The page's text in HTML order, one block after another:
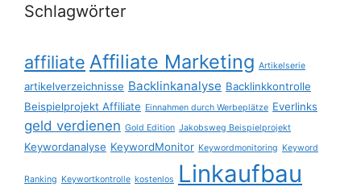
Schlagwörter
affiliate Affiliate Marketing Artikelserie
artikelverzeichnisse Backlinkanalyse Backlinkkontrolle
Beispielprojekt Affiliate Einnahmen durch Werbeplätze Everlinks
geld verdienen Gold Edition Jakobsweg Beispielprojekt
Keywordanalyse KeywordMonitor Keywordmonitoring Keyword
Ranking Keywortkontrolle kostenlos Linkaufbau